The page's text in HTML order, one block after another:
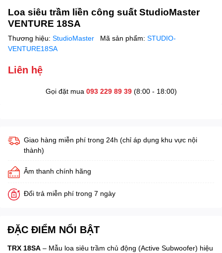
Loa siêu trầm liền công suất StudioMaster
VENTURE 18SA
Thương hiệu: StudioMaster Mã sản phẩm: STUDIO-
VENTURE18SA
Liên hệ
Gọi đặt mua 093 229 89 39(8:00 - 18:00)
Giao hàng miễn phí trong 24h (chỉ áp dụng khu vực nội
thành)
Âm thanh chính hãng
Đổi trả miễn phí trong 7 ngày
ĐẶC ĐIỂM NỔI BẬT
TRX 18SA – Mẫu loa siêu trầm chủ động (Active Subwoofer) hiệu